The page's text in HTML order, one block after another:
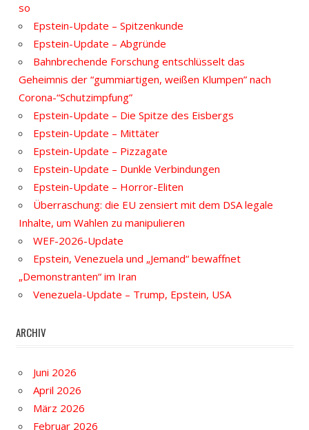
so
Epstein-Update – Spitzenkunde
Epstein-Update – Abgründe
Bahnbrechende Forschung entschlüsselt das
Geheimnis der “gummiartigen, weißen Klumpen” nach
Corona-“Schutzimpfung”
Epstein-Update – Die Spitze des Eisbergs
Epstein-Update – Mittäter
Epstein-Update – Pizzagate
Epstein-Update – Dunkle Verbindungen
Epstein-Update – Horror-Eliten
Überraschung: die EU zensiert mit dem DSA legale
Inhalte, um Wahlen zu manipulieren
WEF-2026-Update
Epstein, Venezuela und „Jemand“ bewaffnet
„Demonstranten“ im Iran
Venezuela-Update – Trump, Epstein, USA
ARCHIV
Juni 2026
April 2026
März 2026
Februar 2026